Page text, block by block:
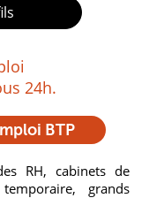
24h.
BTP
RH, cabinets de
grands